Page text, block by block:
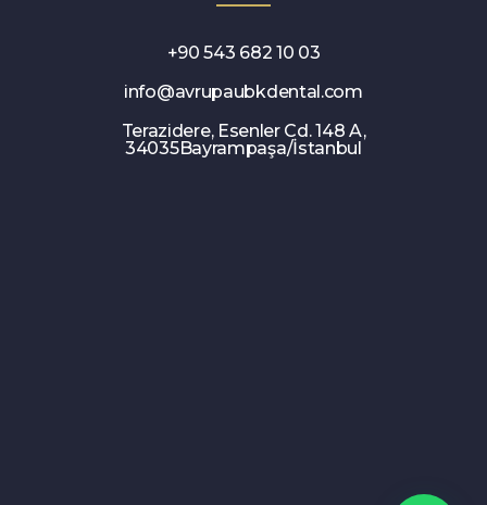
+90 543 682 10 03
info@avrupaubkdental.com
Terazidere, Esenler Cd. 148 A,
34035Bayrampaşa/İstanbul